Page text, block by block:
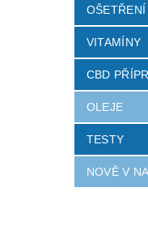
OŠETŘENÍ
VITAMÍNY
CBD
OLEJE
TESTY
NOVĚ V